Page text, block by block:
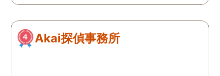
りました。 次回も是非
しろ最初の相談の段階が
Akai探偵事務所